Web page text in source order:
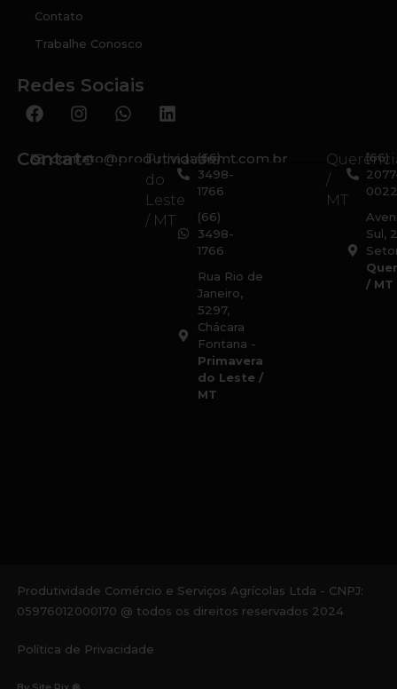
Contato
Trabalhe Conosco
Redes Sociais
Contato
contato@produtividademt.com.br
Primavera
do
Leste
/ MT
(66)
3498-
1766
(66)
3498-
1766
Rua Rio de
Janeiro,
5297,
Chácara
Fontana -
Primavera
do Leste /
MT
/
MT
(66)
Sul,
/ MT
Produtividade Comércio e Serviços Agrícolas Ltda - CNPJ:
05976012000170 @ todos os direitos reservados 2024
Política de Privacidade